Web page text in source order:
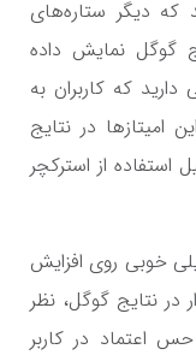
که دیگر ستاره‌های
گوگل نمایش داده
که کاربران به
امیتازها در نتایج
از استرکچر
خوبی روی افزایش
در نتایج گوگل، نظر
اعتماد در کاربر